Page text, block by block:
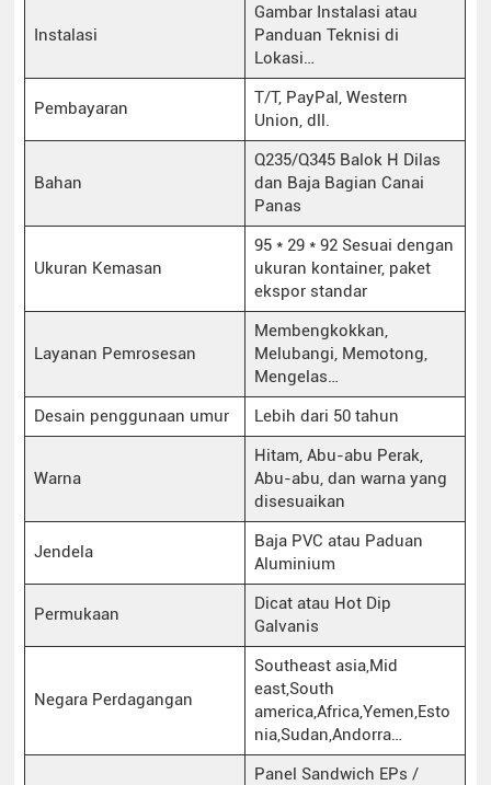
Instalasi
Gambar Instalasi atau
Panduan Teknisi di
Lokasi…
Pembayaran
T/T, PayPal, Western
Union, dll.
Bahan
Q235/Q345 Balok H Dilas
dan Baja Bagian Canai
Panas
Ukuran Kemasan
95 * 29 * 92 Sesuai dengan
ukuran kontainer, paket
ekspor standar
Layanan Pemrosesan
Membengkokkan,
Melubangi, Memotong,
Mengelas…
Desain penggunaan umur
Lebih dari 50 tahun
Warna
Hitam, Abu-abu Perak,
Abu-abu, dan warna yang
disesuaikan
Jendela
Baja PVC atau Paduan
Aluminium
Permukaan
Dicat atau Hot Dip
Galvanis
Negara Perdagangan
Southeast asia,Mid
east,South
america,Africa,Yemen,Esto
nia,Sudan,Andorra…
Panel Sandwich EPs /